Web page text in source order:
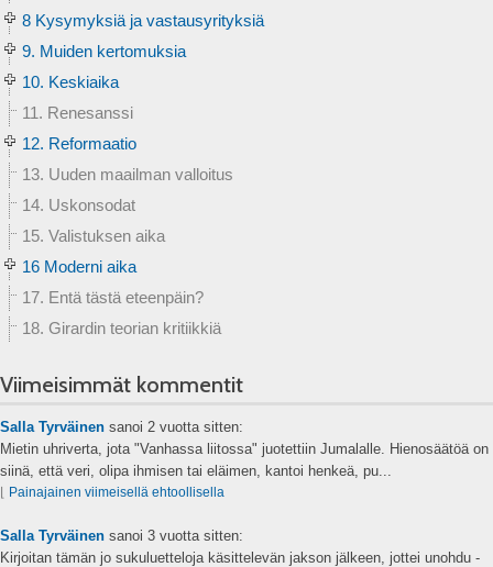
8 Kysymyksiä ja vastausyrityksiä
9. Muiden kertomuksia
10. Keskiaika
11. Renesanssi
12. Reformaatio
13. Uuden maailman valloitus
14. Uskonsodat
15. Valistuksen aika
16 Moderni aika
17. Entä tästä eteenpäin?
18. Girardin teorian kritiikkiä
Viimeisimmät kommentit
Salla Tyrväinen sanoi 2 vuotta sitten:
Mietin uhriverta, jota "Vanhassa liitossa" juotettiin Jumalalle. Hienosäätöä on
siinä, että veri, olipa ihmisen tai eläimen, kantoi henkeä, pu...
Painajainen viimeisellä ehtoollisella
Salla Tyrväinen sanoi 3 vuotta sitten:
Kirjoitan tämän jo sukuluetteloja käsittelevän jakson jälkeen, jottei unohdu -